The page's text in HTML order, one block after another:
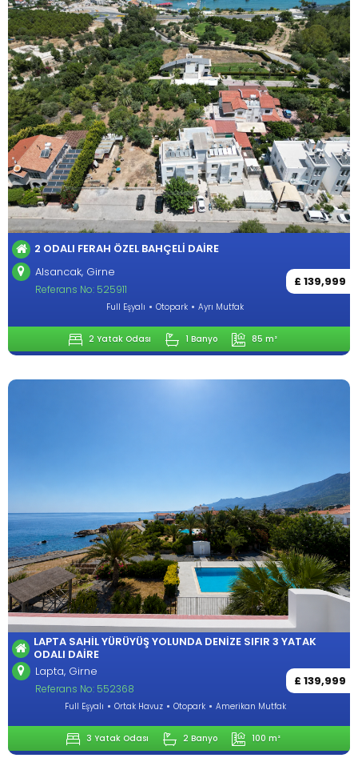
2 ODALI FERAH ÖZEL BAHÇELI DAIRE
Alsancak, Girne
£ 139,999
Referans No: 525911
Full Eşyalı Otopark Ayrı Mutfak
2 Yatak Odası 1 Banyo 85 m²
LAPTA SAHIL YÜRÜYÜŞ YOLUNDA DENIZE SIFIR 3 YATAK
ODALI DAIRE
Lapta, Girne
£ 139,999
Referans No: 552368
Full Eşyalı Ortak Havuz Otopark Amerikan Mutfak
3 Yatak Odası 2 Banyo 100 m²